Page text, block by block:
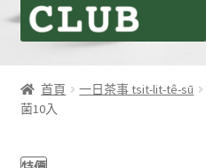
伊日生活夥伴訂閱
個人資料利用曁隱私權聲明
首頁 一日茶事 tsit-lit-tê-sū
菌10入